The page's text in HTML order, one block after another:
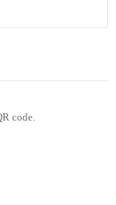
code.